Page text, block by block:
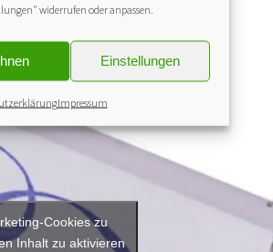
widerrufen oder anpassen.
Einstellungen
Impressum
Cookies zu
Inhalt zu aktivieren